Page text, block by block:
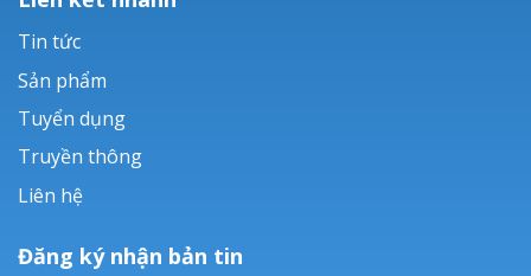
Tin tức
Sản phẩm
Tuyển dụng
Truyền thông
Liên hệ
Đăng ký nhận bản tin